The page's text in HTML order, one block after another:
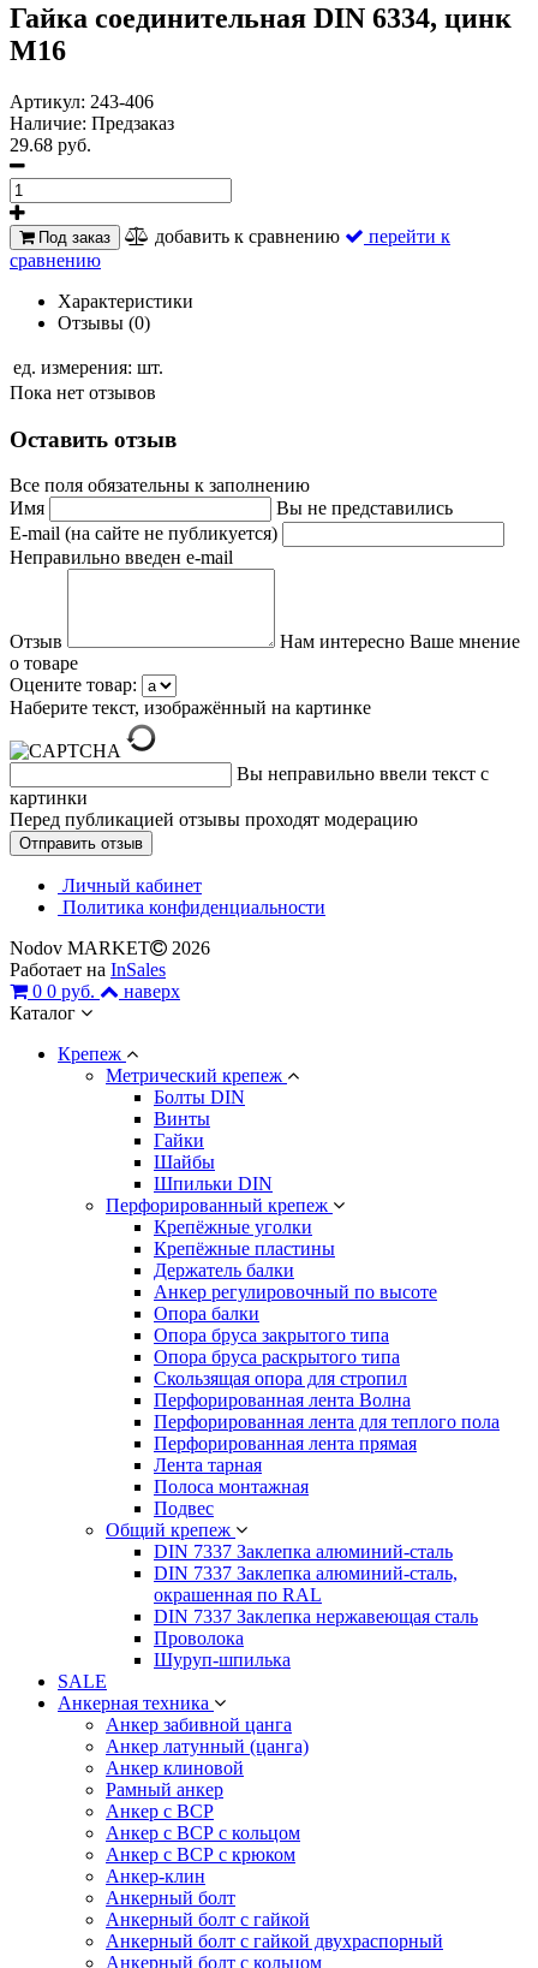
Гайка соединительная DIN 6334, цинк
М16
Артикул: 243-406
Наличие: Предзаказ
29.68 руб.
Под заказ добавить к сравнению
перейти к
сравнению
Характеристики
Отзывы (0)
ед. измерения: шт.
Пока нет отзывов
Оставить отзыв
Все поля обязательны к заполнению
Имя
Вы не представились
E-mail (на сайте не публикуется)
Неправильно введен e-mail
Отзыв
Нам интересно Ваше мнение
о товаре
Оцените товар:
Наберите текст, изображённый на картинке
Вы неправильно ввели текст с
картинки
Перед публикацией отзывы проходят модерацию
Личный кабинет
Политика конфиденциальности
Nodov MARKET
2026
Работает на InSales
0 0 руб.
наверх
Каталог
Крепеж
Метрический крепеж
Болты DIN
Винты
Гайки
Шайбы
Шпильки DIN
Перфорированный крепеж
Крепёжные уголки
Крепёжные пластины
Держатель балки
Анкер регулировочный по высоте
Опора балки
Опора бруса закрытого типа
Опора бруса раскрытого типа
Скользящая опора для стропил
Перфорированная лента Волна
Перфорированная лента для теплого пола
Перфорированная лента прямая
Лента тарная
Полоса монтажная
Подвес
Общий крепеж
DIN 7337 Заклепка алюминий-сталь
DIN 7337 Заклепка алюминий-сталь,
окрашенная по RAL
DIN 7337 Заклепка нержавеющая сталь
Проволока
Шуруп-шпилька
SALE
Анкерная техника
Анкер забивной цанга
Анкер латунный (цанга)
Анкер клиновой
Рамный анкер
Анкер с ВСР
Анкер с ВСР с кольцом
Анкер с ВСР с крюком
Анкер-клин
Анкерный болт
Анкерный болт с гайкой
Анкерный болт с гайкой двухраспорный
Анкерный болт с кольцом